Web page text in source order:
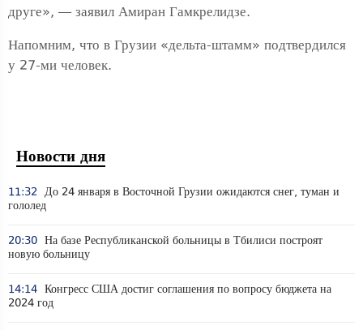
друге», — заявил Амиран Гамкрелидзе.
Напомним, что в Грузии «дельта-штамм» подтвердился
у 27-ми человек.
Новости дня
11:32
До 24 января в Восточной Грузии ожидаются снег, туман и
гололед
20:30 На базе Республиканской больницы в Тбилиси построят
новую больницу
14:14 Конгресс США достиг соглашения по вопросу бюджета на
2024 год